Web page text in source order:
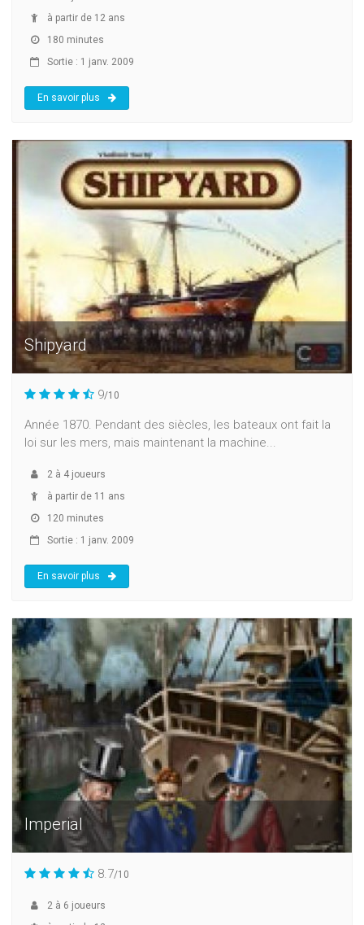
à partir de 12 ans
180 minutes
Sortie : 1 janv. 2009
En savoir plus
Shipyard
9/10
Année 1870. Pendant des siècles, les bateaux ont fait la
loi sur les mers, mais maintenant la machine...
2 à 4 joueurs
à partir de 11 ans
120 minutes
Sortie : 1 janv. 2009
En savoir plus
Imperial
8.7/10
2 à 6 joueurs